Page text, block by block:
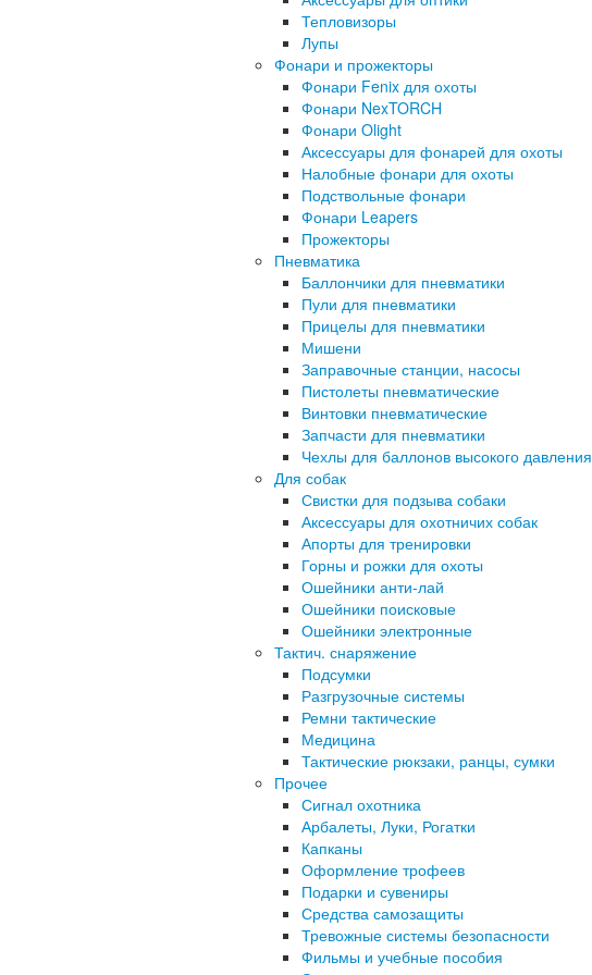
Тепловизоры
Лупы
Фонари и прожекторы
Фонари Fenix для охоты
Фонари NexTORCH
Фонари Olight
Аксессуары для фонарей для охоты
Налобные фонари для охоты
Подствольные фонари
Фонари Leapers
Прожекторы
Пневматика
Баллончики для пневматики
Пули для пневматики
Прицелы для пневматики
Мишени
Заправочные станции, насосы
Пистолеты пневматические
Винтовки пневматические
Запчасти для пневматики
Чехлы для баллонов высокого давления
Для собак
Свистки для подзыва собаки
Аксессуары для охотничих собак
Апорты для тренировки
Горны и рожки для охоты
Ошейники анти-лай
Ошейники поисковые
Ошейники электронные
Тактич. снаряжение
Подсумки
Разгрузочные системы
Ремни тактические
Медицина
Тактические рюкзаки, ранцы, сумки
Прочее
Сигнал охотника
Арбалеты, Луки, Рогатки
Капканы
Оформление трофеев
Подарки и сувениры
Средства самозащиты
Тревожные системы безопасности
Фильмы и учебные пособия